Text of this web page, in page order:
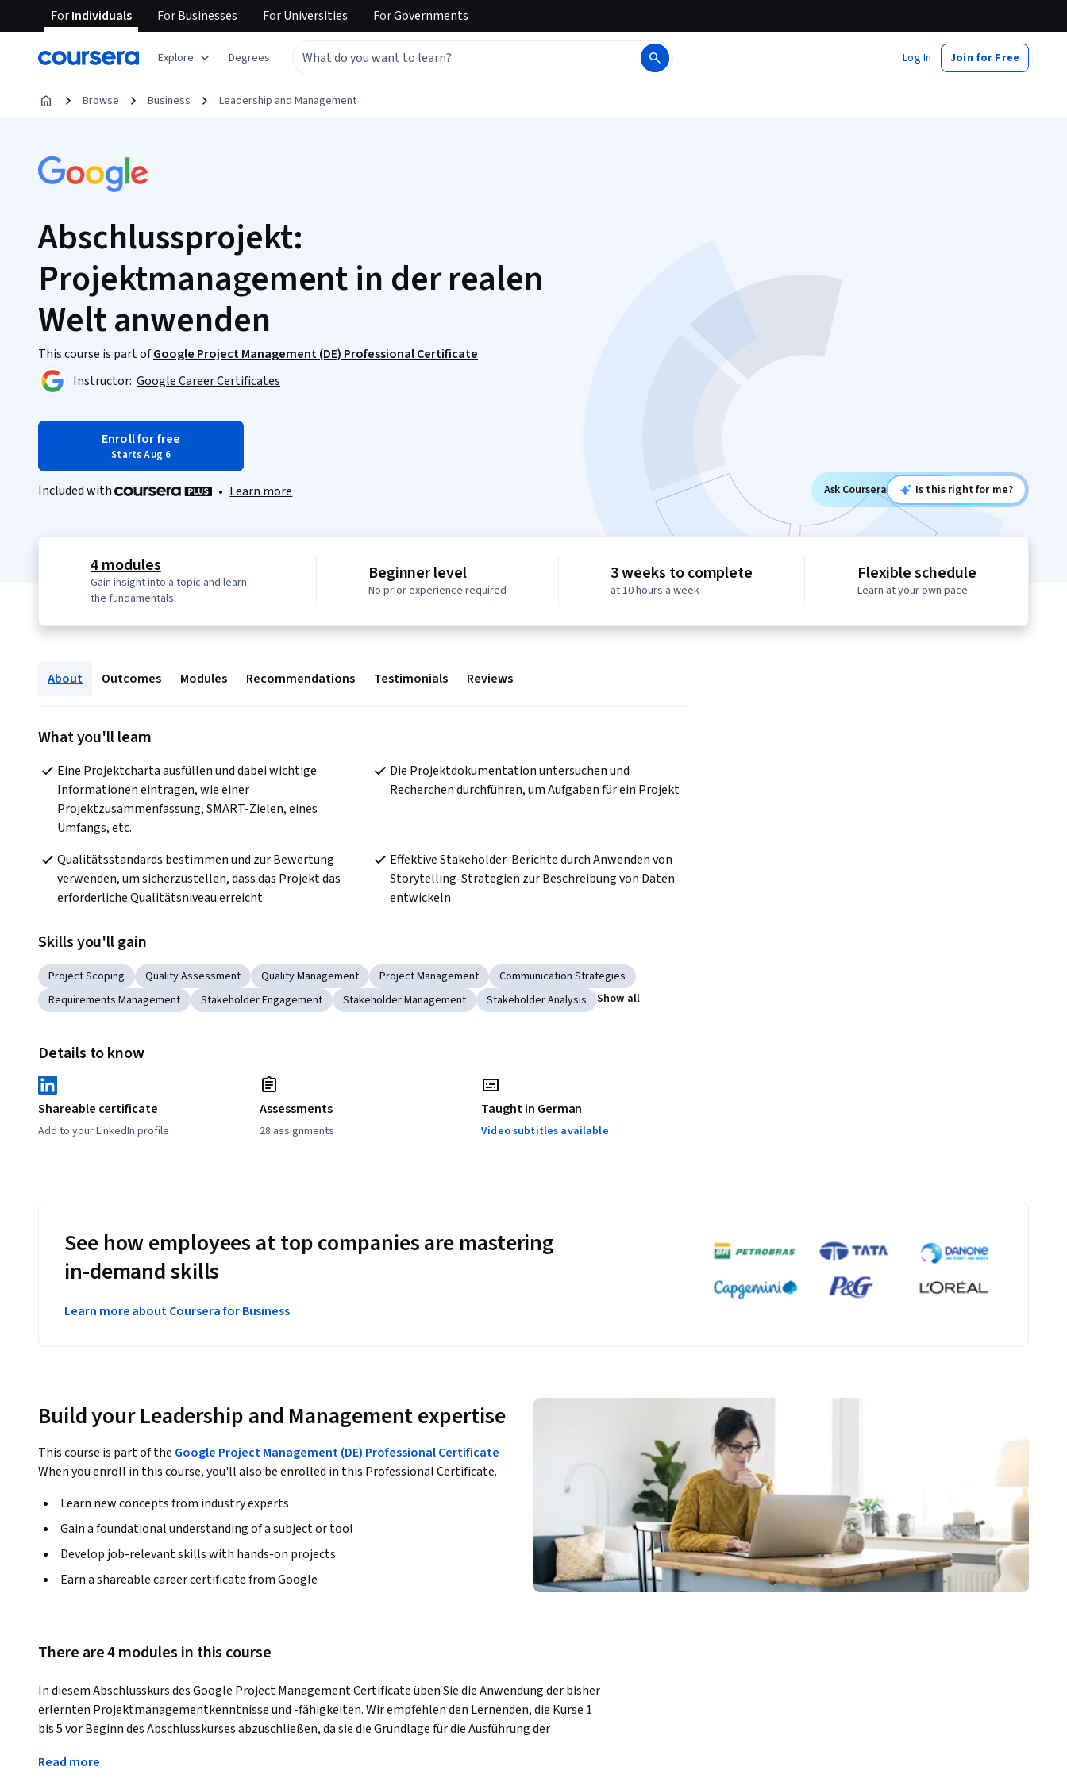
ForIndividuals ForBusinesses ForUniversities ForGovernments
Explore Degrees Log In Join for Free
Browse Business Leadership and Management
Abschlussprojekt:
Projektmanagement in der realen
Welt anwenden
This course is part ofGoogle Project Management (DE) Professional Certificate
Instructor: Google Career Certificates
Enroll for free
Starts Aug 6
Included with • Learn more Ask Coursera Is this right for me?
4 modules
Gain insight into a topic and learn
the fundamentals.
Beginner level
No prior experience required
3 weeks to complete
at 10 hours a week
Flexible schedule
Learn at your own pace
About Outcomes Modules Recommendations Testimonials Reviews
What you'll learn
Eine Projektcharta ausfüllen und dabei wichtige
Informationen eintragen, wie einer
Projektzusammenfassung, SMART-Zielen, eines
Umfangs, etc.
Die Projektdokumentation untersuchen und
Recherchen durchführen, um Aufgaben für ein Projekt
Qualitätsstandards bestimmen und zur Bewertung
verwenden, um sicherzustellen, dass das Projekt das
erforderliche Qualitätsniveau erreicht
Effektive Stakeholder-Berichte durch Anwenden von
Storytelling-Strategien zur Beschreibung von Daten
entwickeln
Skills you'll gain
Project Scoping Quality Assessment Quality Management Project Management
Communication Strategies
Requirements Management
Stakeholder Engagement Stakeholder Management Stakeholder Analysis Show all
Details to know
Shareable certificate
Add to your LinkedIn profile
Assessments
28 assignments
Taught in German
Video subtitles available
See how employees at top companies are mastering
in-demand skills
Learn more about Coursera for Business
Build your Leadership and Management expertise
This course is part of the Google Project Management (DE) Professional Certificate
When you enroll in this course, you'll also be enrolled in this Professional Certificate.
Learn new concepts from industry experts
Gain a foundational understanding of a subject or tool
Develop job-relevant skills with hands-on projects
Earn a shareable career certificate from Google
There are 4 modules in this course
In diesem Abschlusskurs des Google Project Management Certificate üben Sie die Anwendung der bisher
erlernten Projektmanagementkenntnisse und -fähigkeiten. Wir empfehlen den Lernenden, die Kurse 1
bis 5 vor Beginn des Abschlusskurses abzuschließen, da sie die Grundlage für die Ausführung der
Read more